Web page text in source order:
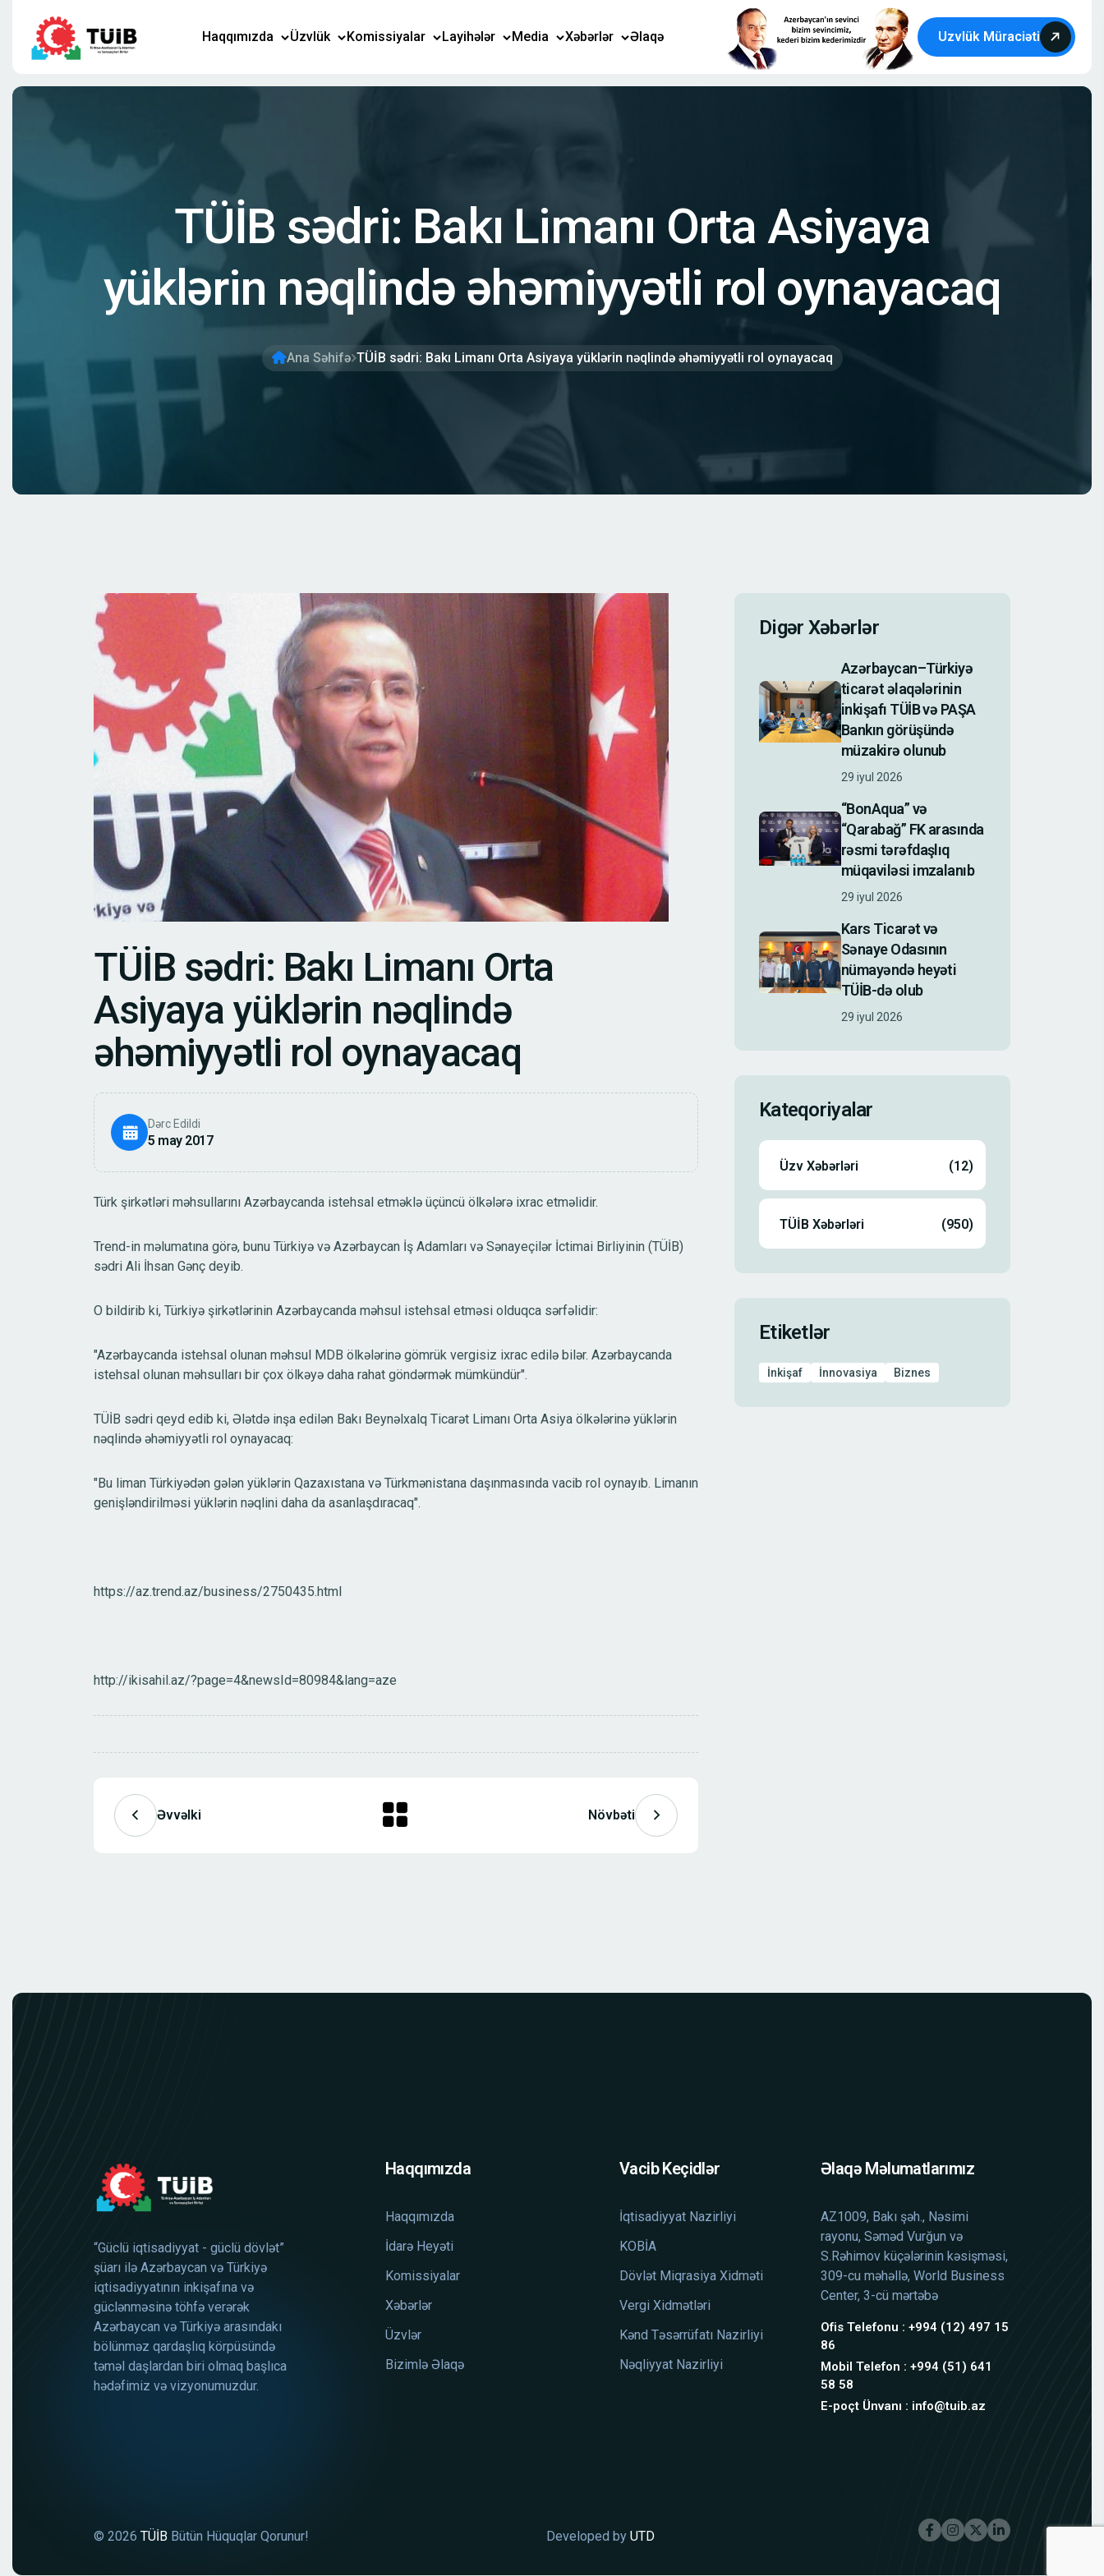
Haqqımızda Üzvlük Komissiyalar Layihələr Media Xəbərlər Əlaqə Üzvlük Müraciəti
TÜİB sədri: Bakı Limanı Orta Asiyaya
yüklərin nəqlində əhəmiyyətli rol oynayacaq
Ana Səhifə TÜİB sədri: Bakı Limanı Orta Asiyaya yüklərin nəqlində əhəmiyyətli rol oynayacaq
TÜİB sədri: Bakı Limanı Orta
Asiyaya yüklərin nəqlində
əhəmiyyətli rol oynayacaq
Dərc Edildi
5 may 2017
Türk şirkətləri məhsullarını Azərbaycanda istehsal etməklə üçüncü ölkələrə ixrac etməlidir.
Trend-in məlumatına görə, bunu Türkiyə və Azərbaycan İş Adamları və Sənayeçilər İctimai Birliyinin (TÜİB)
sədri Ali İhsan Gənç deyib.
O bildirib ki, Türkiyə şirkətlərinin Azərbaycanda məhsul istehsal etməsi olduqca sərfəlidir:
"Azərbaycanda istehsal olunan məhsul MDB ölkələrinə gömrük vergisiz ixrac edilə bilər. Azərbaycanda
istehsal olunan məhsulları bir çox ölkəyə daha rahat göndərmək mümkündür".
TÜİB sədri qeyd edib ki, Ələtdə inşa edilən Bakı Beynəlxalq Ticarət Limanı Orta Asiya ölkələrinə yüklərin
nəqlində əhəmiyyətli rol oynayacaq:
"Bu liman Türkiyədən gələn yüklərin Qazaxıstana və Türkmənistana daşınmasında vacib rol oynayıb. Limanın
genişləndirilməsi yüklərin nəqlini daha da asanlaşdıracaq".
https://az.trend.az/business/2750435.html
http://ikisahil.az/?page=4&newsId=80984&lang=aze
Əvvəlki Növbəti
Digər Xəbərlər
Azərbaycan–Türkiyə
ticarət əlaqələrinin
inkişafı TÜİB və PAŞA
Bankın görüşündə
müzakirə olunub
29 iyul 2026
“BonAqua” və
“Qarabağ” FK arasında
rəsmi tərəfdaşlıq
müqaviləsi imzalanıb
29 iyul 2026
Kars Ticarət və
Sənaye Odasının
nümayəndə heyəti
TÜİB-də olub
29 iyul 2026
Kateqoriyalar
Üzv Xəbərləri (12)
TÜİB Xəbərləri (950)
Etiketlər
İnkişaf İnnovasiya Biznes
“Güclü iqtisadiyyat - güclü dövlət”
şüarı ilə Azərbaycan və Türkiyə
iqtisadiyyatının inkişafına və
güclənməsinə töhfə verərək
Azərbaycan və Türkiyə arasındakı
bölünməz qardaşlıq körpüsündə
təməl daşlardan biri olmaq başlıca
hədəfimiz və vizyonumuzdur.
Haqqımızda
Haqqımızda
İdarə Heyəti
Komissiyalar
Xəbərlər
Üzvlər
Bizimlə Əlaqə
Vacib Keçidlər
İqtisadiyyat Nazirliyi
KOBİA
Dövlət Miqrasiya Xidməti
Vergi Xidmətləri
Kənd Təsərrüfatı Nazirliyi
Nəqliyyat Nazirliyi
Əlaqə Məlumatlarımız
AZ1009, Bakı şəh., Nəsimi
rayonu, Səməd Vurğun və
S.Rəhimov küçələrinin kəsişməsi,
309-cu məhəllə, World Business
Center, 3-cü mərtəbə
Ofis Telefonu : +994 (12) 497 15
86
Mobil Telefon : +994 (51) 641
58 58
E-poçt Ünvanı : info@tuib.az
© 2026 TÜİB Bütün Hüquqlar Qorunur! Developed by UTD